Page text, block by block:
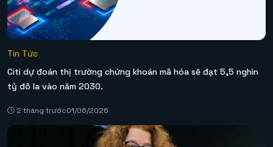
Tin Tức
Citi dự đoán thị trường chứng khoán mã hóa sẽ đạt 5,5 nghìn
tỷ đô la vào năm 2030.
2 tháng trước01/06/2026